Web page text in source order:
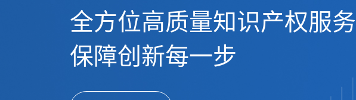
全方位高质量知识产权服务
保障创新每一步